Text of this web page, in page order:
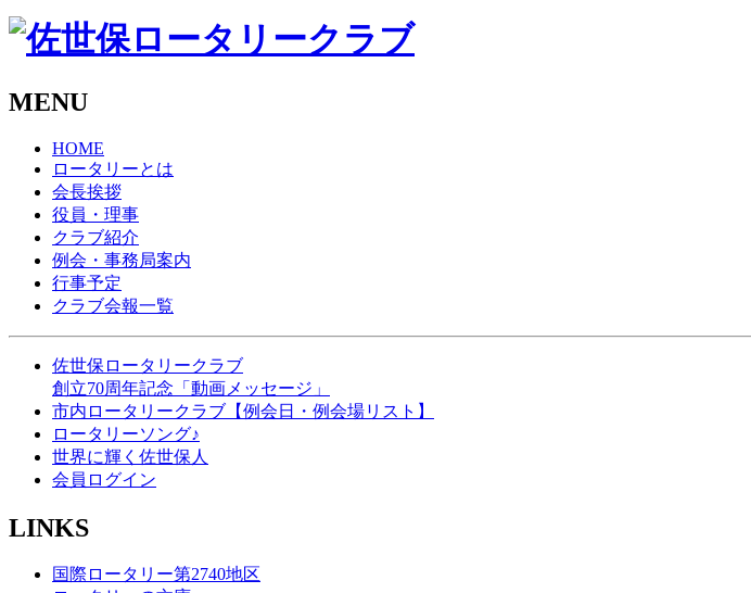
MENU
HOME
ロータリーとは
会長挨拶
役員・理事
クラブ紹介
例会・事務局案内
行事予定
クラブ会報一覧
佐世保ロータリークラブ
創立70周年記念「動画メッセージ」
市内ロータリークラブ【例会日・例会場リスト】
ロータリーソング♪
世界に輝く佐世保人
会員ログイン
LINKS
国際ロータリー第2740地区